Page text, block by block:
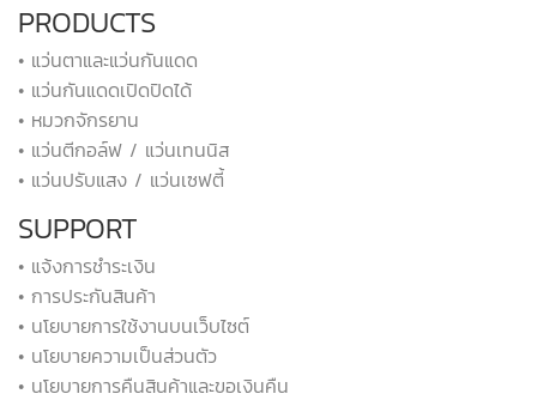
PRODUCTS
• แว่นตาและแว่นกันแดด
• แว่นกันแดดเปิดปิดได้
• หมวกจักรยาน
• แว่นตีกอล์ฟ / แว่นเทนนิส
• แว่นปรับแสง / แว่นเซฟตี้
SUPPORT
• แจ้งการชำระเงิน
• การประกันสินค้า
• นโยบายการใช้งานบนเว็บไซต์
• นโยบายความเป็นส่วนตัว
• นโยบายการคืนสินค้าและขอเงินคืน